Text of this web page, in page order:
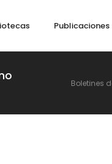
Publicaciones
Boletines